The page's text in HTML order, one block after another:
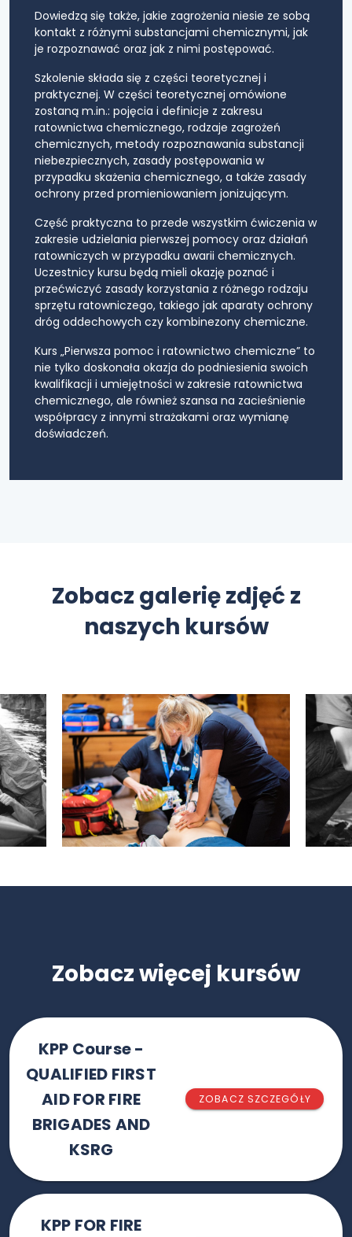
Dowiedzą się także, jakie zagrożenia niesie ze sobą
kontakt z różnymi substancjami chemicznymi, jak
je rozpoznawać oraz jak z nimi postępować.
Szkolenie składa się z części teoretycznej i
praktycznej. W części teoretycznej omówione
zostaną m.in.: pojęcia i definicje z zakresu
ratownictwa chemicznego, rodzaje zagrożeń
chemicznych, metody rozpoznawania substancji
niebezpiecznych, zasady postępowania w
przypadku skażenia chemicznego, a także zasady
ochrony przed promieniowaniem jonizującym.
Część praktyczna to przede wszystkim ćwiczenia w
zakresie udzielania pierwszej pomocy oraz działań
ratowniczych w przypadku awarii chemicznych.
Uczestnicy kursu będą mieli okazję poznać i
przećwiczyć zasady korzystania z różnego rodzaju
sprzętu ratowniczego, takiego jak aparaty ochrony
dróg oddechowych czy kombinezony chemiczne.
Kurs „Pierwsza pomoc i ratownictwo chemiczne” to
nie tylko doskonała okazja do podniesienia swoich
kwalifikacji i umiejętności w zakresie ratownictwa
chemicznego, ale również szansa na zacieśnienie
współpracy z innymi strażakami oraz wymianę
doświadczeń.
Zobacz galerię zdjęć z
naszych kursów
Zobacz więcej kursów
KPP Course -
QUALIFIED FIRST
AID FOR FIRE
BRIGADES AND
KSRG
ZOBACZ SZCZEGÓŁY
KPP FOR FIRE